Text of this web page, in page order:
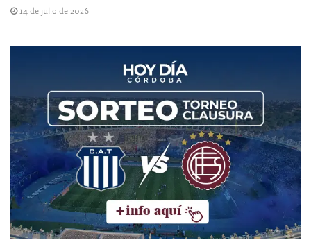
14 de julio de 2026